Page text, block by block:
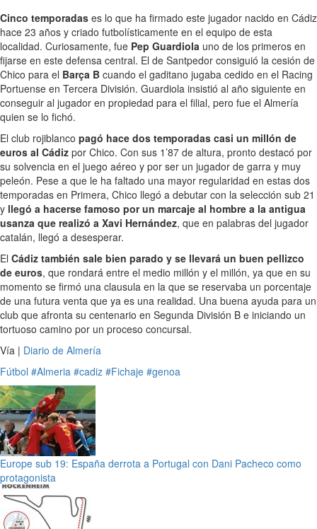
Cinco temporadas es lo que ha firmado este jugador nacido en Cádiz
hace 23 años y criado futbolísticamente en el equipo de esta
localidad. Curiosamente, fue Pep Guardiola uno de los primeros en
fijarse en este defensa central. El de Santpedor consiguió la cesión de
Chico para el Barça B cuando el gaditano jugaba cedido en el Racing
Portuense en Tercera División. Guardiola insistió al año siguiente en
conseguir al jugador en propiedad para el filial, pero fue el Almería
quien se lo fichó.
El club rojiblanco pagó hace dos temporadas casi un millón de
euros al Cádiz por Chico. Con sus 1’87 de altura, pronto destacó por
su solvencia en el juego aéreo y por ser un jugador de garra y muy
peleón. Pese a que le ha faltado una mayor regularidad en estas dos
temporadas en Primera, Chico llegó a debutar con la selección sub 21
y llegó a hacerse famoso por un marcaje al hombre a la antigua
usanza que realizó a Xavi Hernández, que en palabras del jugador
catalán, llegó a desesperar.
El Cádiz también sale bien parado y se llevará un buen pellizco
de euros, que rondará entre el medio millón y el millón, ya que en su
momento se firmó una clausula en la que se reservaba un porcentaje
de una futura venta que ya es una realidad. Una buena ayuda para un
club que afronta su centenario en Segunda División B e iniciando un
tortuoso camino por un proceso concursal.
Vía | Diario de Almería
Fútbol #Almeria #cadiz #Fichaje #genoa
Europe sub 19: España derrota a Portugal con Dani Pacheco como
protagonista